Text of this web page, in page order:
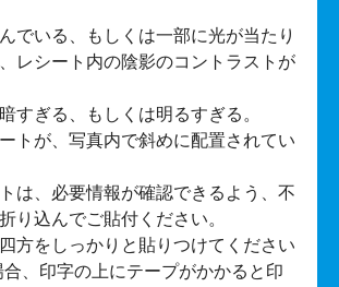
でいる、もしくは一部に光が当たり
レシート内の陰影のコントラストが
すぎる、もしくは明るすぎる。
トが、写真内で斜めに配置されてい
は、必要情報が確認できるよう、不
り込んでご貼付ください。
方をしっかりと貼りつけてください
、印字の上にテープがかかると印